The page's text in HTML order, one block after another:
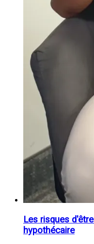
Les risques
hypothécaire